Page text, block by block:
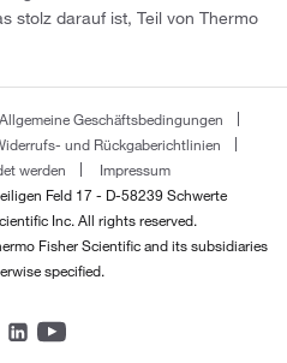
stolz darauf ist, Teil von Thermo
Allgemeine Geschäftsbedingungen
und Rückgaberichtlinien
werden
Impressum
Feld 17 - D-58239 Schwerte
Inc. All rights reserved.
Fisher Scientific and its subsidiaries
specified.